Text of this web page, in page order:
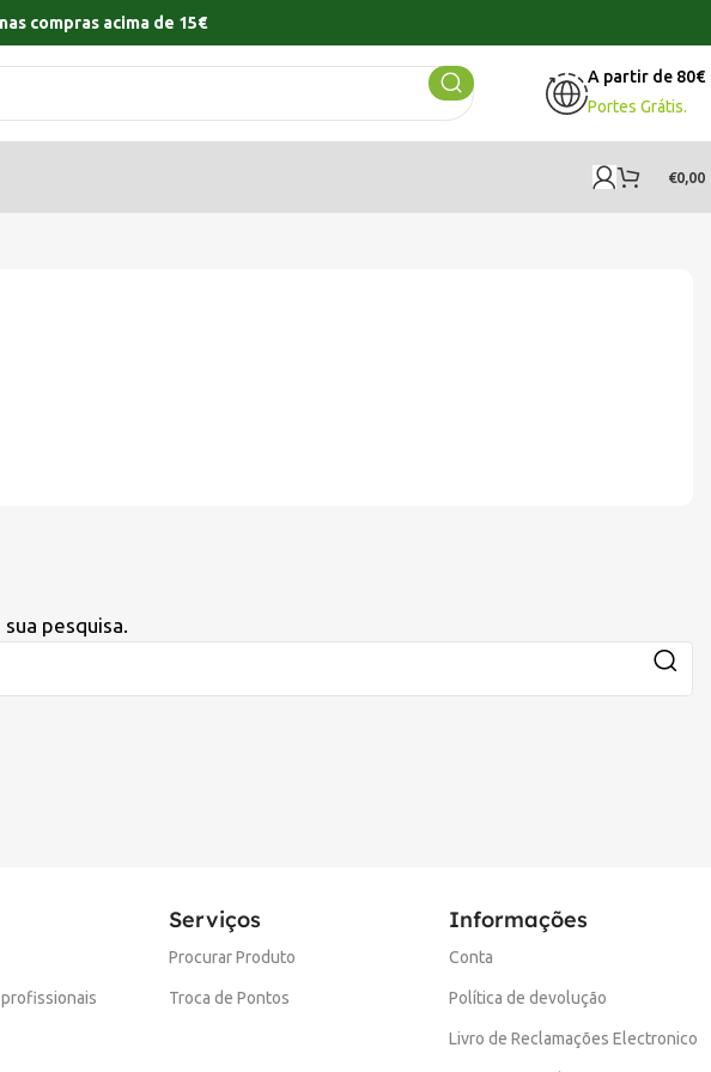
nas compras acima de 15€
A partir de 80€
Portes Grátis.
€0,00
pesquisa.
Serviços
Procurar Produto
Troca de Pontos
Informações
Conta
Política de devolução
Livro de Reclamações Electronico